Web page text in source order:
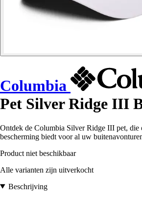
Columbia
Pet Silver Ridge III
Ontdek de Columbia Silver Ridge III pet, die
bescherming biedt voor al uw
Product niet beschikbaar
Alle varianten zijn uitverkocht
Beschrijving